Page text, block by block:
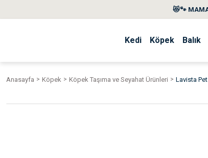
😻🐾
Kedi Köpek Balık
Anasayfa Köpek Köpek Taşıma ve Seyahat Ürünleri Lavista